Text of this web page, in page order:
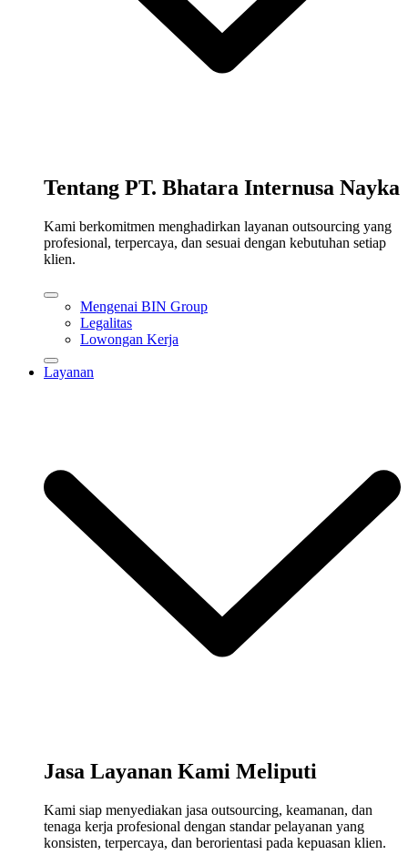
Tentang PT. Bhatara Internusa Nayka
Kami berkomitmen menghadirkan layanan outsourcing yang
profesional, terpercaya, dan sesuai dengan kebutuhan setiap
klien.
Mengenai BIN Group
Legalitas
Lowongan Kerja
Layanan
Jasa Layanan Kami Meliputi
Kami siap menyediakan jasa outsourcing, keamanan, dan
tenaga kerja profesional dengan standar pelayanan yang
konsisten, terpercaya, dan berorientasi pada kepuasan klien.